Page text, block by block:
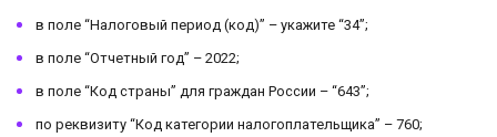
в поле “Налоговый период (код)” – укажите “34”;
в поле “Отчетный год” – 2022;
в поле “Код страны” для граждан России – “643”;
по реквизиту “Код категории налогоплательщика” – 760;